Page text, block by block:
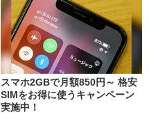
スマホ2GBで月額850円～ 格安
SIMをお得に使うキャンペーン
実施中！